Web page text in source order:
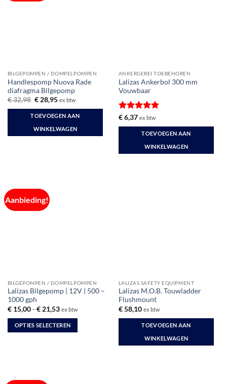
BILGEPOMPEN / DOMPELPOMPEN
Handlespomp Nuova Rade
diafragma Bilgepomp
€32,98 Oorspronkelijke
was:
€ 32,98.
€28,95Huidige
is:
€ 28,95.
ex btw
TOEVOEGEN AAN
WINKELWAGEN
ANKERGEREI TOEBEHOREN
Lalizas Ankerbol 300 mm
Vouwbaar
Gewaardeerd
5uit 5
€6,37 ex btw
TOEVOEGEN AAN
WINKELWAGEN
Aanbieding!
BILGEPOMPEN / DOMPELPOMPEN
Lalizas Bilgepomp | 12V | 500 –
1000 gph
€15,00 - €21,53Prijsklasse:
tot
€ 21,53
ex btw
OPTIES SELECTEREN
variaties.
LALIZAS SAFETY EQUIPMENT
Lalizas M.O.B. Touwladder
Flushmount
€58,10 ex btw
TOEVOEGEN AAN
WINKELWAGEN